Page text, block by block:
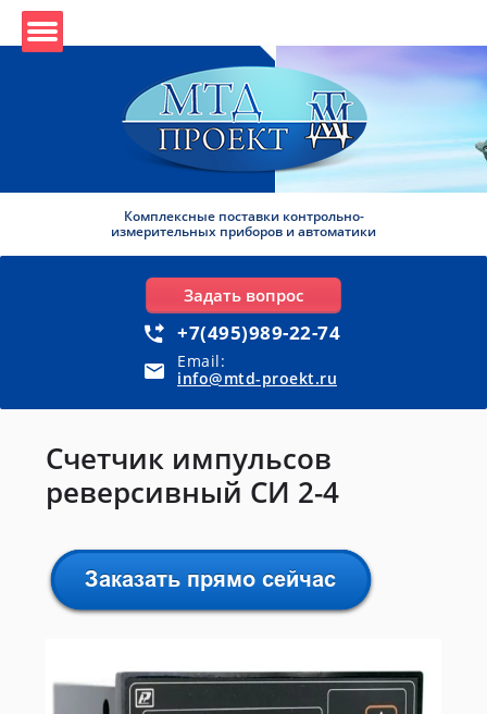
Комплексные поставки контрольно-
измерительных приборов и автоматики
Задать вопрос
+7(495)989-22-74
Email:
info@mtd-proekt.ru
Счетчик импульсов
реверсивный СИ 2-4